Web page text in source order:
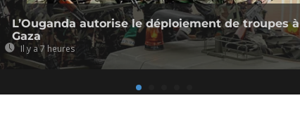
L’Ouganda autorise le déploiement de troupes à
Gaza
Il y a 7 heures